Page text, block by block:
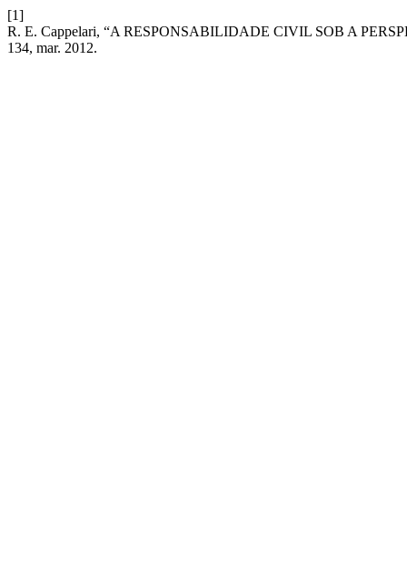
[1]
R. E. Cappelari, “A RESPONSABILIDADE CIVIL SOB A
134, mar. 2012.